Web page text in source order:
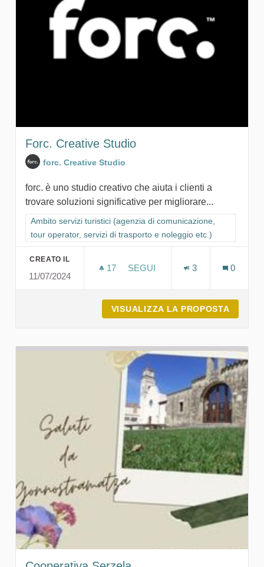
Forc. Creative Studio
forc. Creative Studio
forc. è uno studio creativo che aiuta i clienti a
trovare soluzioni significative per migliorare...
Filtra i risultati per categoria: Ambito servizi turistici (agenzia
Ambito servizi turistici (agenzia di comunicazione,
tour operator, servizi di trasporto e noleggio etc.)
CREATO IL
11/07/2024
17 17 SOSTENITORI
SEGUI
3 0
VISUALIZZA LA PROPOSTA